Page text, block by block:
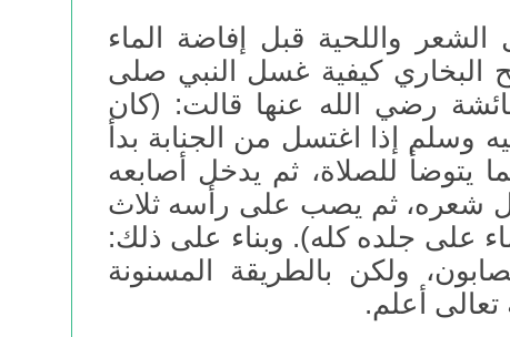
واللحية قبل إفاضة الماء
البخاري كيفية غسل النبي صلى
رضي الله عنها قالت: (كان
وسلم إذا اغتسل من الجنابة بدأ
يتوضأ للصلاة، ثم يدخل أصابعه
شعره، ثم يصب على رأسه ثلاث
على جلده كله). وبناء على ذلك:
ولكن بالطريقة المسنونة
تعالى أعلم.